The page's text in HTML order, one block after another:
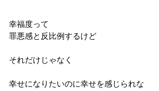
幸福度って
罪悪感と反比例するけど
それだけじゃなく
幸せになりたいのに幸せを感じられな